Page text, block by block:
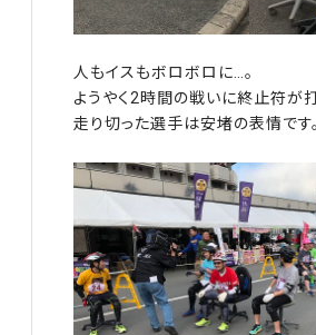
人もイスもボロボロに…。
ようやく2時間の戦いに終止符が
走り切った選手は安堵の表情です。